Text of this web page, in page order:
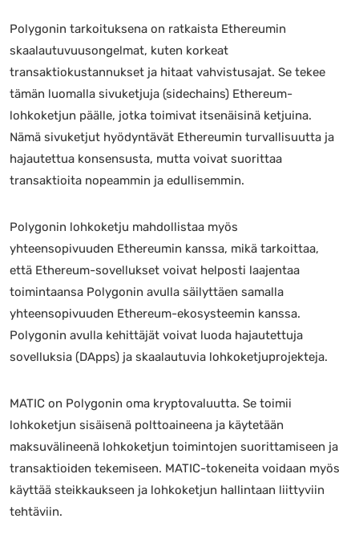
Polygonin tarkoituksena on ratkaista Ethereumin
skaalautuvuusongelmat, kuten korkeat
transaktiokustannukset ja hitaat vahvistusajat. Se tekee
tämän luomalla sivuketjuja (sidechains) Ethereum-
lohkoketjun päälle, jotka toimivat itsenäisinä ketjuina.
Nämä sivuketjut hyödyntävät Ethereumin turvallisuutta ja
hajautettua konsensusta, mutta voivat suorittaa
transaktioita nopeammin ja edullisemmin.
Polygonin lohkoketju mahdollistaa myös
yhteensopivuuden Ethereumin kanssa, mikä tarkoittaa,
että Ethereum-sovellukset voivat helposti laajentaa
toimintaansa Polygonin avulla säilyttäen samalla
yhteensopivuuden Ethereum-ekosysteemin kanssa.
Polygonin avulla kehittäjät voivat luoda hajautettuja
sovelluksia (DApps) ja skaalautuvia lohkoketjuprojekteja.
MATIC on Polygonin oma kryptovaluutta. Se toimii
lohkoketjun sisäisenä polttoaineena ja käytetään
maksuvälineenä lohkoketjun toimintojen suorittamiseen ja
transaktioiden tekemiseen. MATIC-tokeneita voidaan myös
käyttää steikkaukseen ja lohkoketjun hallintaan liittyviin
tehtäviin.